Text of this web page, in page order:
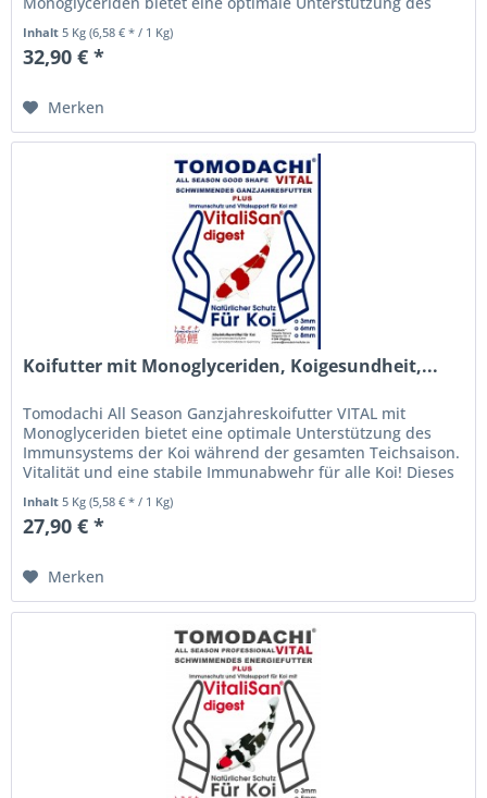
Inhalt 5 Kg(6,58 € * / 1 Kg)
32,90 € *
Merken
Koifutter mit Monoglyceriden, Koigesundheit,...
Tomodachi All Season Ganzjahreskoifutter VITAL mit
Monoglyceriden bietet eine optimale Unterstützung des
Immunsystems der Koi während der gesamten Teichsaison.
Vitalität und eine stabile Immunabwehr für alle Koi! Dieses
Inhalt5 Kg(5,58 € * / 1 Kg)
27,90 € *
Merken